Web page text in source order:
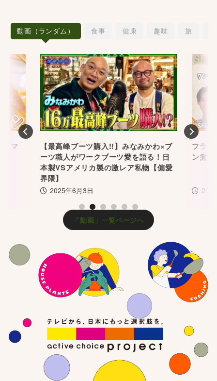
動画（ランダム） 食事 健康 趣味 旅
Previous
×ブ
フライパンで時短煮込！牛肉の赤ワイ
ン煮込み
2026年2月13日
【
のキ
1 2 3 4 5 6
「動画」一覧ページへ